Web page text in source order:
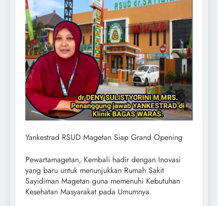
Yankestrad RSUD Magetan Siap Grand Opening
Pewartamagetan, Kembali hadir dengan Inovasi
yang baru untuk menunjukkan Rumah Sakit
Sayidiman Magetan guna memenuhi Kebutuhan
Kesehatan Masyarakat pada Umumnya.